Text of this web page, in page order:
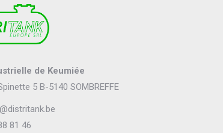
de Keumiée
5 B-5140 SOMBREFFE
81 46